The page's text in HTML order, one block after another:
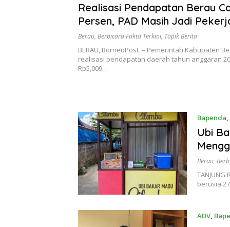
Realisasi Pendapatan Berau
Persen, PAD Masih Jadi
Rumah
Berau, Berbicara Fakta Terkini, Topik Berita
BERAU, BorneoPost – Pemerintah Kabupaten
realisasi pendapatan daerah tahun anggaran
Rp5,009…
Bapenda,
Ubi
Berau,
berusia
ADV,